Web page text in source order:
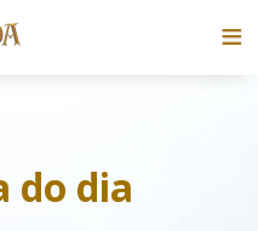
do dia